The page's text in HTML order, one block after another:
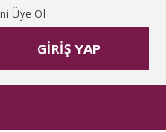
GİRİŞ YAP
Üye Ol